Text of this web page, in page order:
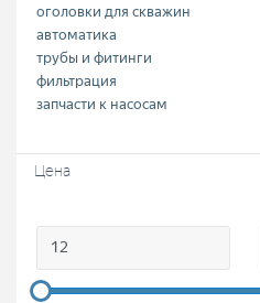
оголовки для скважин
автоматика
трубы и фитинги
фильтрация
запчасти к насосам
Цена